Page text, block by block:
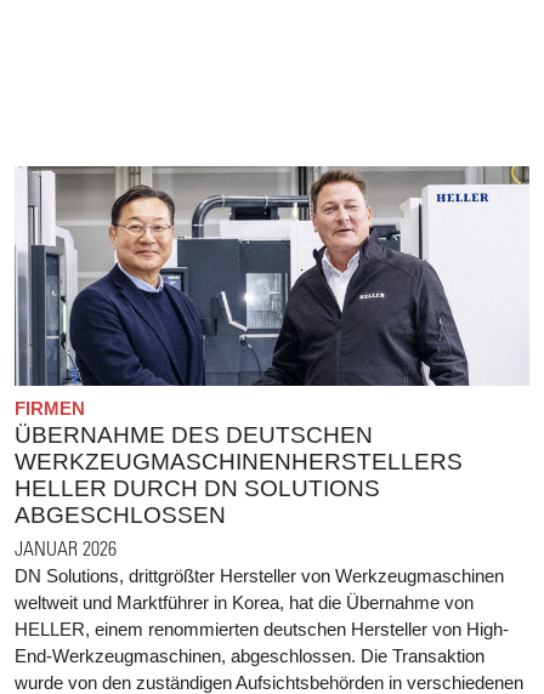
FIRMEN
ÜBERNAHME DES DEUTSCHEN
WERKZEUGMASCHINENHERSTELLERS
HELLER DURCH DN SOLUTIONS
ABGESCHLOSSEN
JANUAR 2026
DN Solutions, drittgrößter Hersteller von Werkzeugmaschinen
weltweit und Marktführer in Korea, hat die Übernahme von
HELLER, einem renommierten deutschen Hersteller von High-
End-Werkzeugmaschinen, abgeschlossen. Die Transaktion
wurde von den zuständigen Aufsichtsbehörden in verschiedenen